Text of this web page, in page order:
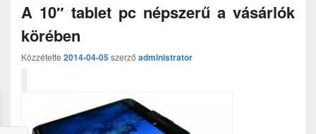
A 10″ tablet pc népszerű a vásárlók
körében
Közzétette 2014-04-05szerző administrator